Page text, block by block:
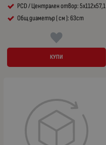
PCD / Централен отвор: 5x112x57,1
Общ диаметър ( см ): 63cm
КУПИ